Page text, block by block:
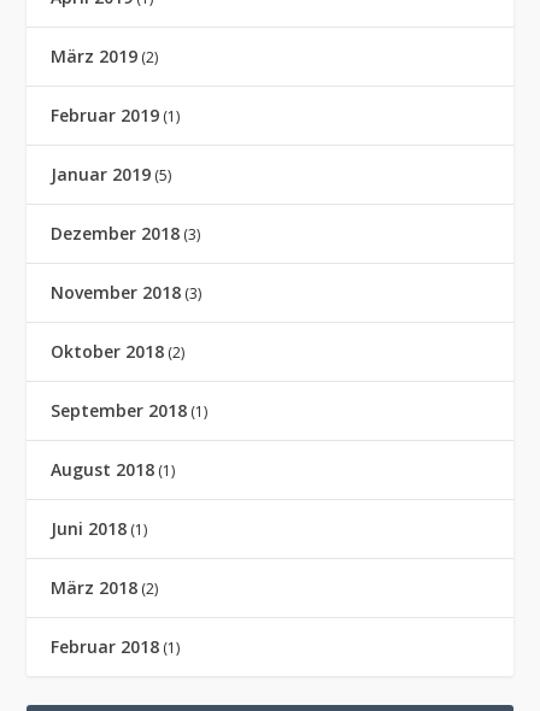
März 2019 (2)
Februar 2019 (1)
Januar 2019 (5)
Dezember 2018 (3)
November 2018 (3)
Oktober 2018 (2)
September 2018 (1)
August 2018 (1)
Juni 2018 (1)
März 2018 (2)
Februar 2018 (1)